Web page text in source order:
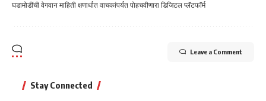
घडामोडींची वेगवान माहिती क्षणार्धात वाचकांपर्यत पोहचवीणारा डिजिटल प्लॅटफॉर्म
Leave a Comment
Stay Connected